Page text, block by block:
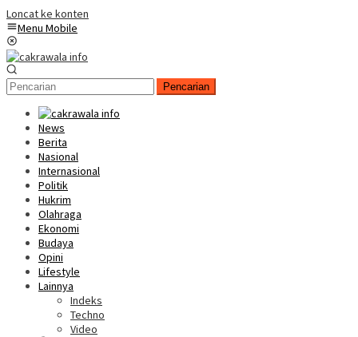
Loncat ke konten
Menu Mobile
Pencarian
News
Berita
Nasional
Internasional
Politik
Hukrim
Olahraga
Ekonomi
Budaya
Opini
Lifestyle
Lainnya
Indeks
Techno
Video